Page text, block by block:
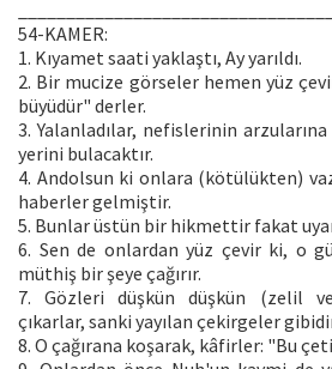
54-KAMER:
1. Kıyamet saati yaklaştı, Ay yarıldı.
2. Bir mucize görseler hemen yüz
büyüdür" derler.
3. Yalanladılar, nefislerinin
yerini bulacaktır.
4. Andolsun ki onlara (kötülükten)
haberler gelmiştir.
5. Bunlar üstün bir hikmettir fakat
6. Sen de onlardan yüz çevir ki, o
müthiş bir şeye çağırır.
7. Gözleri düşkün düşkün (zelil
çıkarlar, sanki yayılan çekirgeler
8. O çağırana koşarak, kâfirler: "Bu